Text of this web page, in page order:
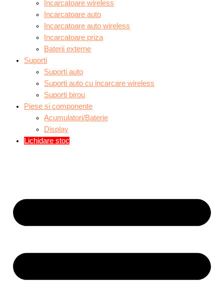
Incarcatoare wireless
Incarcatoare auto
Incarcatoare auto wireless
Incarcatoare priza
Baterii externe
Suporti
Suporti auto
Suporti auto cu incarcare wireless
Suporti birou
Piese si componente
Acumulatori/Baterie
Display
Lichidare stoc